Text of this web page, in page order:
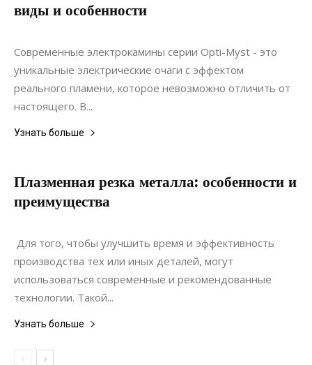
виды и особенности
08.12.2018
Современные электрокамины серии Opti-Myst - это
уникальные электрические очаги с эффектом
реального пламени, которое невозможно отличить от
настоящего. В...
Узнать больше
Плазменная резка металла: особенности и
преимущества
12.07.2020
Для того, чтобы улучшить время и эффективность
производства тех или иных деталей, могут
использоваться современные и рекомендованные
технологии. Такой...
Узнать больше